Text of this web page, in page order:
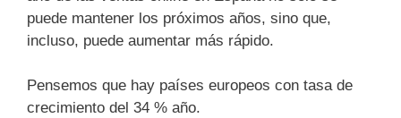
puede mantener los próximos años, sino que,
incluso, puede aumentar más rápido.
Pensemos que hay países europeos con tasa de
crecimiento del 34 % año.